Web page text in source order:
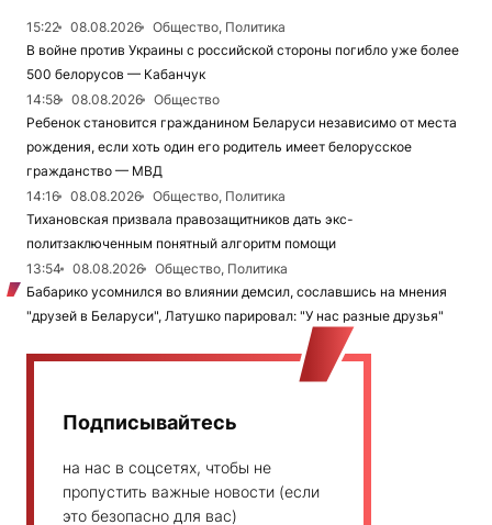
15:22 08.08.2026
Общество, Политика
В войне против Украины с российской стороны погибло уже более
500 белорусов — Кабанчук
14:58
08.08.2026
Общество
Ребенок становится гражданином Беларуси независимо от места
рождения, если хоть один его родитель имеет белорусское
гражданство — МВД
14:16
08.08.2026
Общество, Политика
Тихановская призвала правозащитников дать экс-
политзаключенным понятный алгоритм помощи
13:54
08.08.2026
Общество, Политика
Бабарико усомнился во влиянии демсил, сославшись на мнения
"друзей в Беларуси", Латушко парировал: "У нас разные друзья"
Подписывайтесь
на нас в соцсетях, чтобы не
пропустить важные новости (если
это безопасно для вас)